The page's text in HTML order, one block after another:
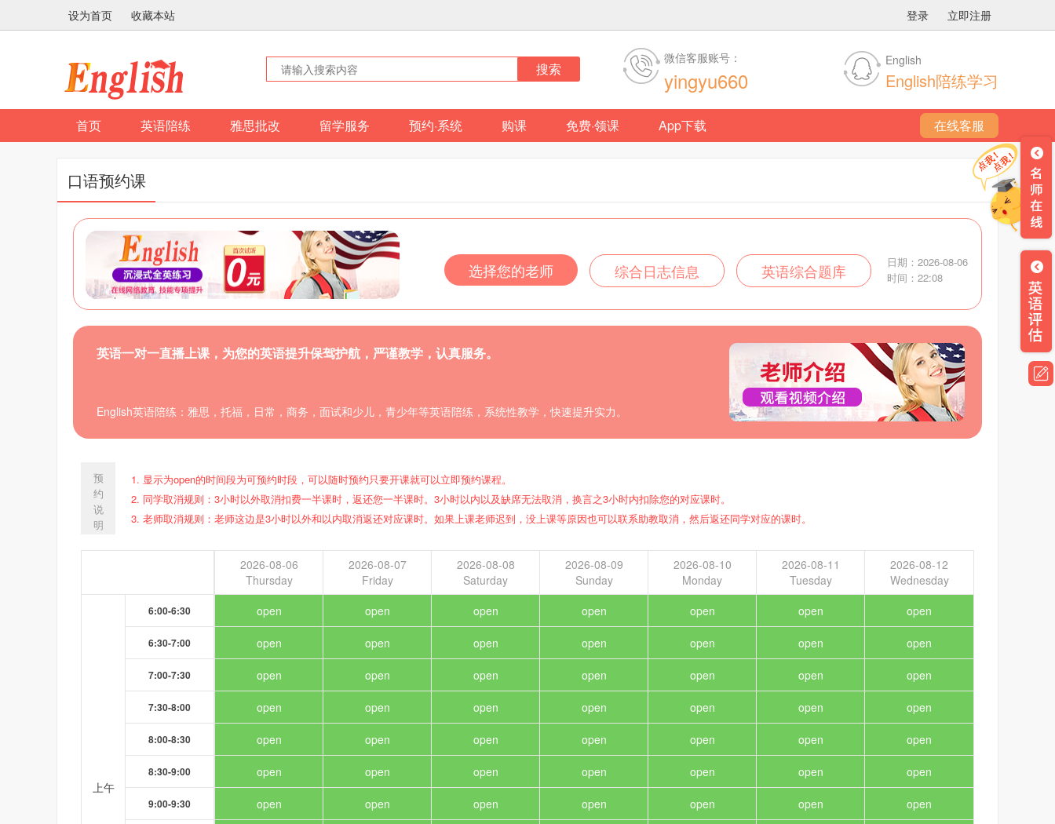
设为首页 收藏本站 登录 立即注册
搜索
微信客服账号：
yingyu660
English
English陪练学习
首页 英语陪练 雅思批改 留学服务 预约·系统 购课 免费·领课 App下载 在线客服
口语预约课
日期：2026-08-06
时间：22:08
英语综合题库
综合日志信息
选择您的老师
英语一对一直播上课，为您的英语提升保驾护航，严谨教学，认真服务。
English英语陪练：雅思，托福，日常，商务，面试和少儿，青少年等英语陪练，系统性教学，快速提升实力。
预
约
说
明
1. 显示为open的时间段为可预约时段，可以随时预约只要开课就可以立即预约课程。
2. 同学取消规则：3小时以外取消扣费一半课时，返还您一半课时。3小时以内以及缺席无法取消，换言之3小时内扣除您的对应课时。
3. 老师取消规则：老师这边是3小时以外和以内取消返还对应课时。如果上课老师迟到，没上课等原因也可以联系助教取消，然后返还同学对应的课时。
上午
6:00-6:30
6:30-7:00
7:00-7:30
7:30-8:00
8:00-8:30
8:30-9:00
9:00-9:30
2026-08-06
Thursday
2026-08-07
Friday
2026-08-08
Saturday
2026-08-09
Sunday
2026-08-10
Monday
2026-08-11
Tuesday
2026-08-12
Wednesday
open
open open open open open open
open open open open open open open
open open open open open open open
open open open open open open open
open open open open open open open
open open open open open open open
open open open open open open open